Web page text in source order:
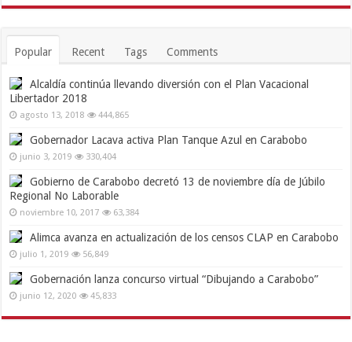
Popular Recent Tags Comments
Alcaldía continúa llevando diversión con el Plan Vacacional
Libertador 2018
agosto 13, 2018 444,865
Gobernador Lacava activa Plan Tanque Azul en Carabobo
junio 3, 2019 330,404
Gobierno de Carabobo decretó 13 de noviembre día de Júbilo
Regional No Laborable
noviembre 10, 2017 63,384
Alimca avanza en actualización de los censos CLAP en Carabobo
julio 1, 2019 56,849
Gobernación lanza concurso virtual “Dibujando a Carabobo”
junio 12, 2020 45,833